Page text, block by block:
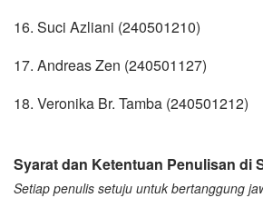
16. Suci Azliani (240501210)
17. Andreas Zen (240501127)
18. Veronika Br. Tamba (240501212)
Syarat dan Ketentuan Penulisan di
Setiap penulis setuju untuk bertanggung